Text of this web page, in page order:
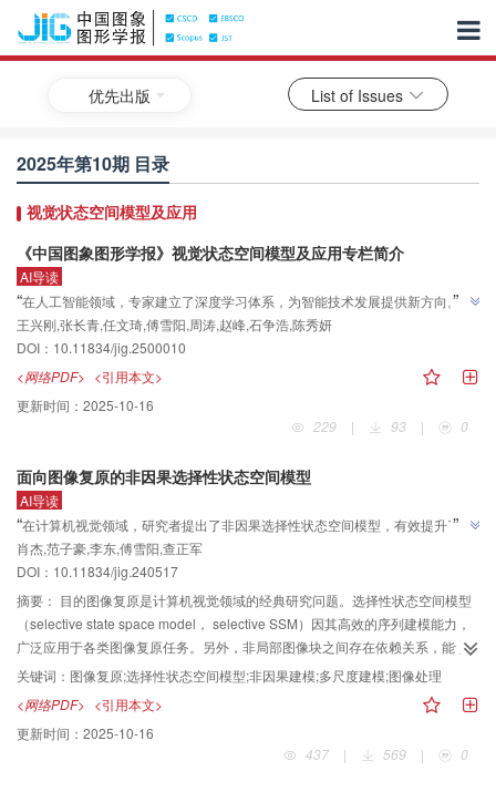
优先出版 List of Issues
2025年第10期 目录
视觉状态空间模型及应用
《中国图象图形学报》视觉状态空间模型及应用专栏简介
AI导读
“在人工智能领域，专家建立了深度学习体系，为智能技术发展提供新方向。
”
王兴刚,张长青,任文琦,傅雪阳,周涛,赵峰,石争浩,陈秀妍
DOI：10.11834/jig.2500010
<网络PDF> <引用本文>
更新时间： 2025-10-16
229
| 93 | 0
面向图像复原的非因果选择性状态空间模型
AI导读
“在计算机视觉领域，研究者提出了非因果选择性状态空间模型，有效提升了图
像复原性能，为图像复原研究开辟了新方向。
”
肖杰,范子豪,李东,傅雪阳,查正军
DOI：10.11834/jig.240517
摘要： 目的图像复原是计算机视觉领域的经典研究问题。选择性状态空间模型
（selective state space model， selective SSM）因其高效的序列建模能力，
广泛应用于各类图像复原任务。另外，非局部图像块之间存在依赖关系，能够
辅助提升复原性能。而传统SSM采用确定性的令牌（token）扫描方式，仅能提
取令牌序列的单向依赖关系。此时，令牌间的关系建模因在序列中的先后顺序
受到因果性制约，这与图像块之间的非因果相互关系形成冲突，限制了复原性
能的进一步提升。针对此问题，提出一种面向图像复原的非因果选择性状态空
间模型，旨在赋予SSM建模令牌之间非因果依赖关系的能力。方法为解决SSM
关键词： 图像复原;选择性状态空间模型;非因果建模;多尺度建模;图像处理
<网络PDF> <引用本文>
更新时间： 2025-10-16
437
| 569 | 0